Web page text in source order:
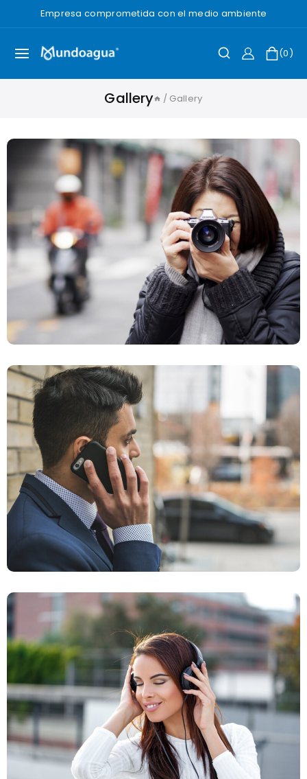
Empresa comprometida con el medio ambiente
0
Gallery / Gallery